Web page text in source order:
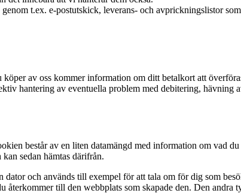
t.ex. e-postutskick, leverans- och avprickningslistor
av oss kommer information om ditt betalkort att
hantering av eventuella problem med debitering, hävning
består av en liten datamängd med information om vad
sedan hämtas därifrån.
och används till exempel för att tala om för dig som
återkommer till den webbplats som skapade den. Den andra